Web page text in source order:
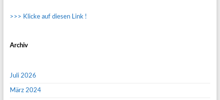
>>> Klicke auf diesen Link !
Archiv
Juli 2026
März 2024